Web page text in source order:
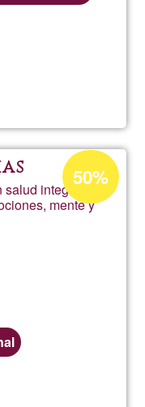
CH
salud integral:
mente y
Acceptance
percentage
of
50%